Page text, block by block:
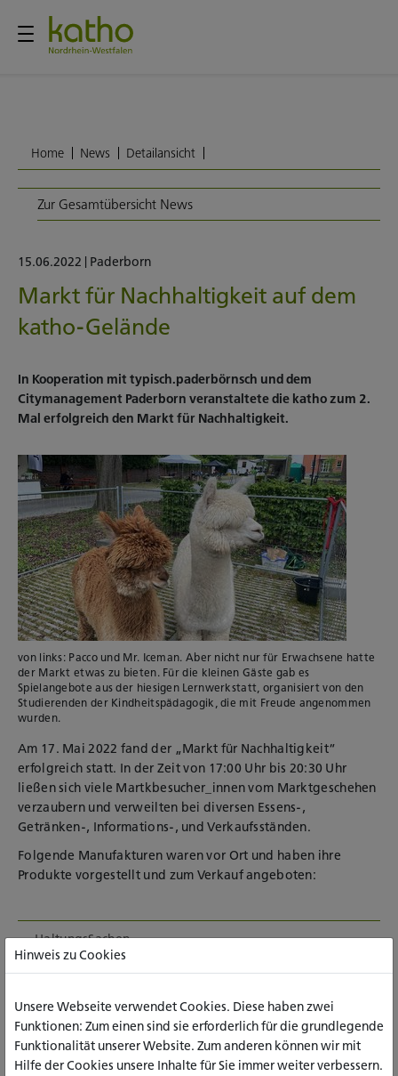
Home News Detailansicht
Zur Gesamtübersicht News
15.06.2022 Paderborn
Markt für Nachhaltigkeit auf dem
katho-Gelände
In Kooperation mit typisch.paderbörnsch und dem
Citymanagement Paderborn veranstaltete die katho zum 2.
Mal erfolgreich den Markt für Nachhaltigkeit.
von links: Pacco und Mr. Iceman. Aber nicht nur für Erwachsene hatte
der Markt etwas zu bieten. Für die kleinen Gäste gab es
Spielangebote aus der hiesigen Lernwerkstatt, organisiert von den
Studierenden der Kindheitspädagogik, die mit Freude angenommen
wurden.
Am 17. Mai 2022 fand der „Markt für Nachhaltigkeit“
erfolgreich statt. In der Zeit von 17:00 Uhr bis 20:30 Uhr
ließen sich viele Martkbesucher_innen vom Marktgeschehen
verzaubern und verweilten bei diversen Essens-,
Getränken-, Informations-, und Verkaufsständen.
Folgende Manufakturen waren vor Ort und haben ihre
Produkte vorgestellt und zum Verkauf angeboten:
HaltungsSachen
Locker Flockig
Hinweis zu Cookies
Unsere Webseite verwendet Cookies. Diese haben zwei
Funktionen: Zum einen sind sie erforderlich für die grundlegende
Funktionalität unserer Website. Zum anderen können wir mit
Hilfe der Cookies unsere Inhalte für Sie immer weiter verbessern.